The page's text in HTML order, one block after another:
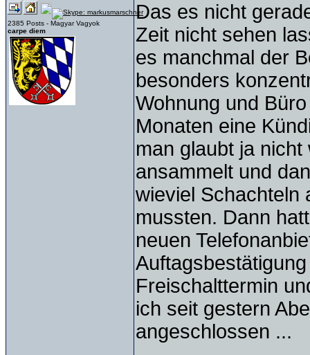
2385 Posts - Magyar Vagyok
carpe diem
Das es nicht
Zeit nicht sehen
es manchmal der
besonders
Wohnung und
Monaten eine
man glaubt ja
ansammelt und
wieviel Schachteln
mussten. Dann
neuen
Freischalttermin
ich seit gestern
angeschlossen ...